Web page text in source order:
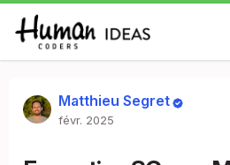
Matthieu Segret
févr. 2025